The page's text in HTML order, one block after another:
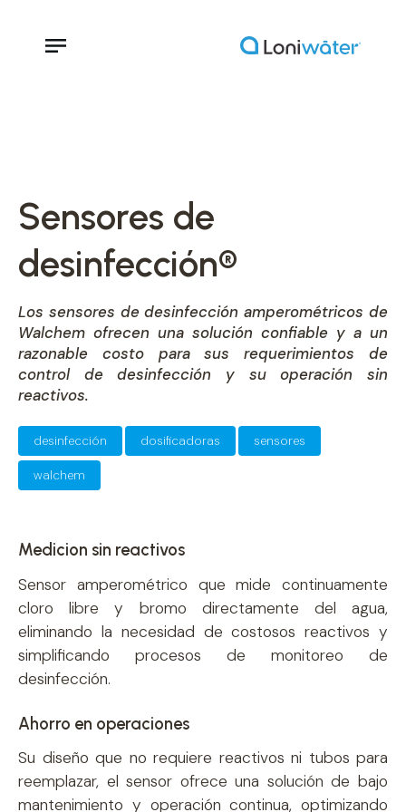
Sensores de
desinfección®
Los sensores de desinfección amperométricos de
Walchem ofrecen una solución confiable y a un
razonable costo para sus requerimientos de
control de desinfección y su operación sin
reactivos.
desinfección dosificadoras sensores
walchem
Medicion sin reactivos
Sensor amperométrico que mide continuamente
cloro libre y bromo directamente del agua,
eliminando la necesidad de costosos reactivos y
simplificando procesos de monitoreo de
desinfección.
Ahorro en operaciones
Su diseño que no requiere reactivos ni tubos para
reemplazar, el sensor ofrece una solución de bajo
mantenimiento y operación continua, optimizando